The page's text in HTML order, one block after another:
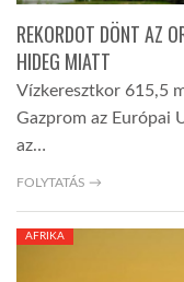
REKORDOT DÖNT AZ
HIDEG MIATT
Vízkeresztkor 615,5
Gazprom az Európai
az…
FOLYTATÁS →
AFRIKA